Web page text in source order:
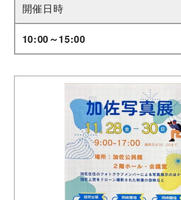
開催日時
10:00～15:00